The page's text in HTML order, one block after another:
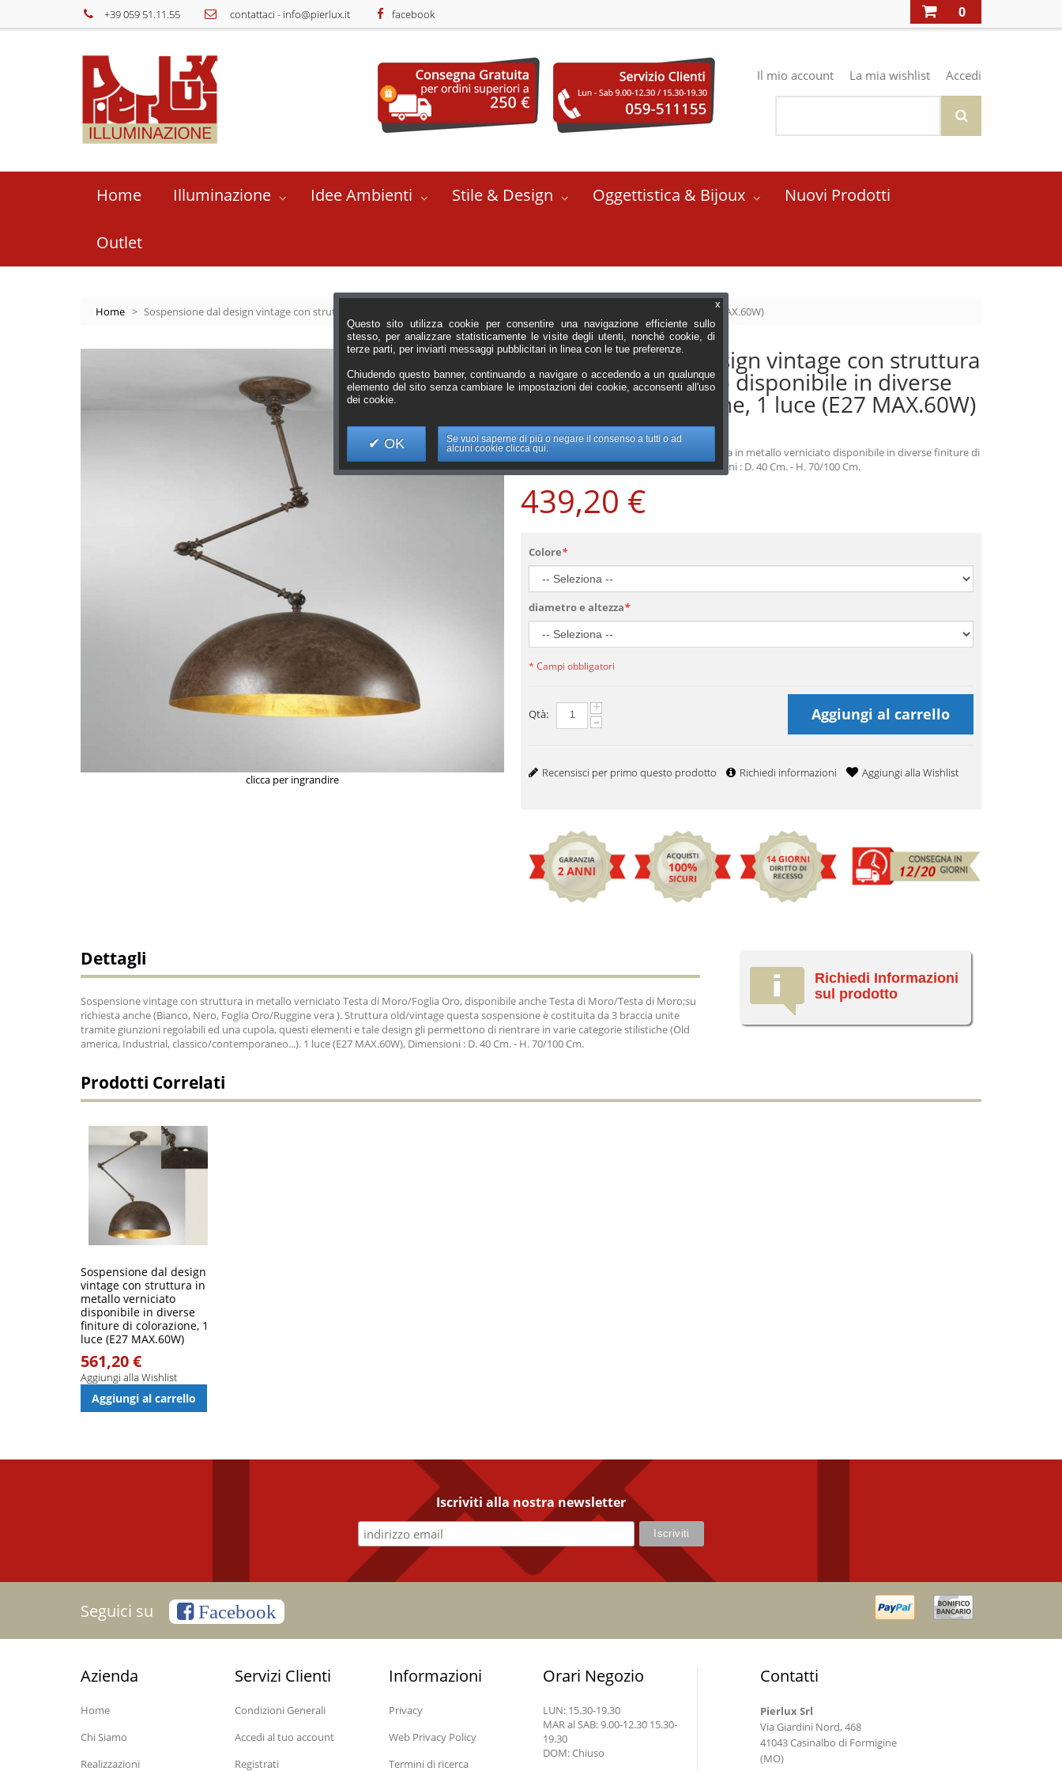
0
+39 059 51.11.55 contattaci - info@pierlux.it facebook
Il mio account La mia wishlist Accedi
Home Illuminazione Idee Ambienti Stile & Design Oggettistica & Bijoux Nuovi Prodotti
Outlet
Home > Sospensione dal design vintage con struttura in metallo verniciato disponibile in diverse finiture di colorazione, 1 luce (E27 MAX.60W)
clicca per ingrandire
Sospensione dal design vintage con struttura
in metallo verniciato disponibile in diverse
finiture di colorazione, 1 luce (E27 MAX.60W)
Rif. FZ016
Sospensione dal design vintage con struttura in metallo verniciato disponibile in diverse finiture di
colorazione, 1 luce (E27 MAX.60W), Dimensioni : D. 40 Cm. - H. 70/100 Cm.
439,20 €
*
Colore
*
diametro e altezza
* Campi obbligatori
Qtà: +
- Aggiungi al carrello
Recensisci per primo questo prodotto Aggiungi alla Wishlist
Richiedi informazioni
Dettagli
Sospensione vintage con struttura in metallo verniciato Testa di Moro/Foglia Oro, disponibile anche Testa di Moro/Testa di Moro;su
richiesta anche (Bianco, Nero, Foglia Oro/Ruggine vera ). Struttura old/vintage questa sospensione è costituita da 3 braccia unite
tramite giunzioni regolabili ed una cupola, questi elementi e tale design gli permettono di rientrare in varie categorie stilistiche (Old
america, Industrial, classico/contemporaneo...). 1 luce (E27 MAX.60W), Dimensioni : D. 40 Cm. - H. 70/100 Cm.
Richiedi Informazioni
sul prodotto
Prodotti Correlati
Sospensione dal design
vintage con struttura in
metallo verniciato
disponibile in diverse
finiture di colorazione, 1
luce (E27 MAX.60W)
561,20 €
Aggiungi alla Wishlist
Aggiungi al carrello
Iscriviti alla nostra newsletter
Seguici su Facebook
Azienda
Home
Chi Siamo
Realizzazioni
Servizi Clienti
Condizioni Generali
Accedi al tuo account
Registrati
Informazioni
Privacy
Web Privacy Policy
Termini di ricerca
Orari Negozio
LUN: 15.30-19.30
MAR al SAB: 9.00-12.30 15.30-
19.30
DOM: Chiuso
Contatti
Pierlux Srl
Via Giardini Nord, 468
41043 Casinalbo di Formigine
(MO)
x
Questo sito utilizza cookie per consentire una navigazione efficiente sullo
stesso, per analizzare statisticamente le visite degli utenti, nonché cookie, di
terze parti, per inviarti messaggi pubblicitari in linea con le tue preferenze.
Chiudendo questo banner, continuando a navigare o accedendo a un qualunque
elemento del sito senza cambiare le impostazioni dei cookie, acconsenti all'uso
dei cookie.
OK
Se vuoi saperne di più o negare il consenso a tutti o ad
alcuni cookie clicca qui.